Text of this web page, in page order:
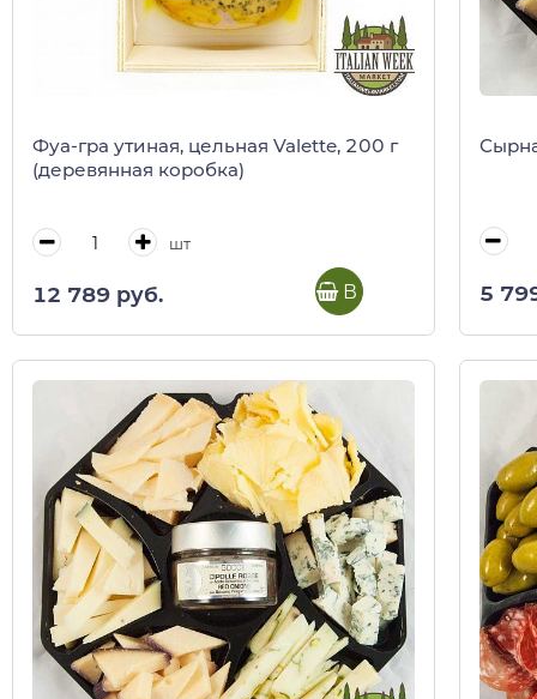
Фуа-гра утиная, цельная Valette, 200 г
(деревянная коробка)
шт
12 789 руб. В корзину 5